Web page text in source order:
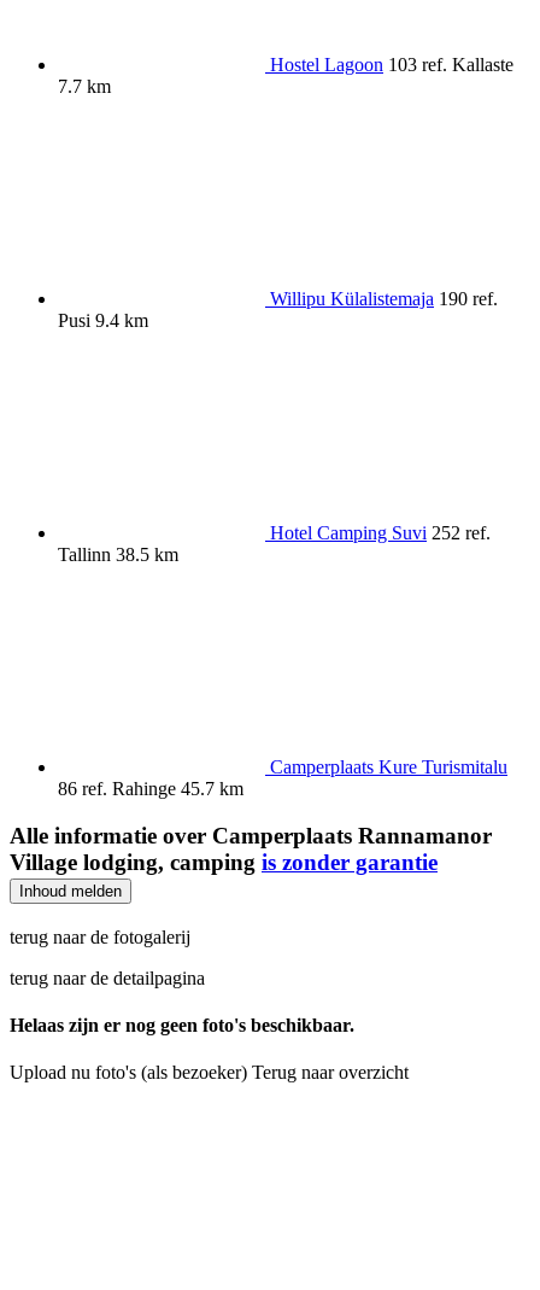
Hostel Lagoon 103 ref. Kallaste
7.7 km
Willipu Külalistemaja 190 ref.
Pusi 9.4 km
Hotel Camping Suvi 252 ref.
Tallinn 38.5 km
Camperplaats Kure Turismitalu
86 ref. Rahinge 45.7 km
Alle informatie over Camperplaats Rannamanor
Village lodging, camping is zonder garantie
Inhoud melden
terug naar de fotogalerij
terug naar de detailpagina
Helaas zijn er nog geen foto's beschikbaar.
Upload nu foto's (als bezoeker) Terug naar overzicht